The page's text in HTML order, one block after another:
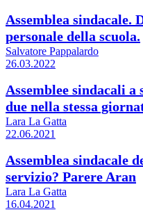
Assemblea sindacale.
personale della scuola.
Salvatore Pappalardo
26.03.2022
Assemblee sindacali
due nella stessa
Lara La Gatta
22.06.2021
Assemblea sindacale
servizio? Parere Aran
Lara La Gatta
16.04.2021